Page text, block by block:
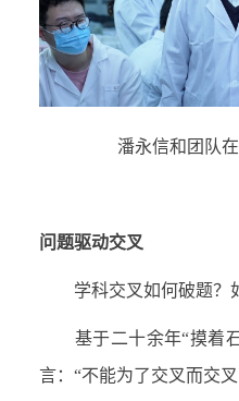
潘永信和团队
问题驱动交叉
学科交叉如何破题？
基于二十余年“摸着
言：“不能为了交叉而交